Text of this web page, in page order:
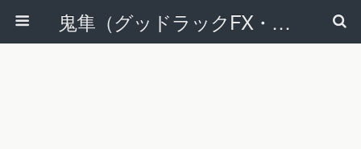
鬼隼（グッドラックFX・改）